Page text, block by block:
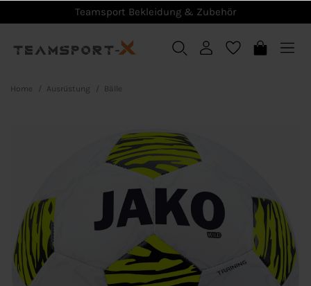
Teamsport Bekleidung & Zubehör
Home Ausrüstung Bälle